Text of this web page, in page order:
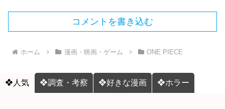
コメントを書き込む
ホーム 漫画・映画・ゲーム ONE PIECE
❖人気 ❖調査・考察 ❖好きな漫画 ❖ホラー